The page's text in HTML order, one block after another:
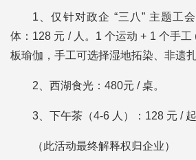
1、仅针对政企 “三八” 主题工
体：128 元 / 人。1 个运动 + 1 个手
板瑜伽，手工可选择湿地拓染、非遗
2、西湖食光：480元 / 桌。
3、下午茶（4-6 人）：128 元 / 起
（此活动最终解释权归企业）